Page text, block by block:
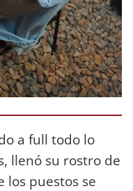
a full todo lo
llenó su rostro de
los puestos se